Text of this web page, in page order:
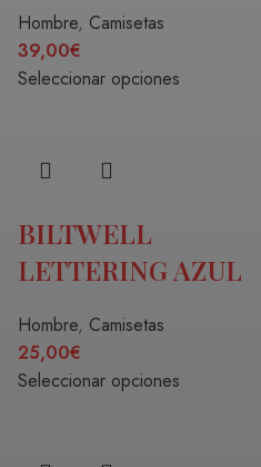
Hombre, Camisetas
39,00€
Seleccionar opciones
BILTWELL
LETTERING AZUL
Hombre, Camisetas
25,00€
Seleccionar opciones